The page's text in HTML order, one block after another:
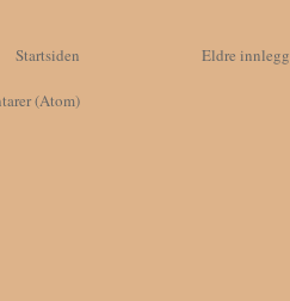
Eldre innlegg
Startsiden
(Atom)